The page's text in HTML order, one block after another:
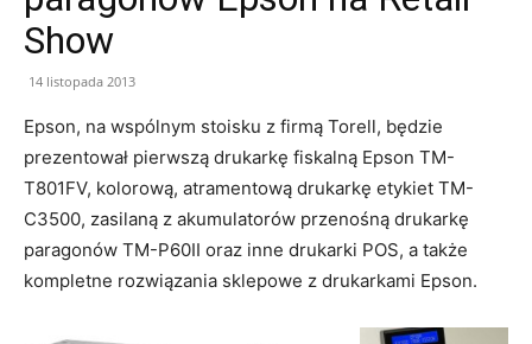
Show
14 listopada 2013
Epson, na wspólnym stoisku z firmą Torell, będzie
prezentował pierwszą drukarkę fiskalną Epson TM-
T801FV, kolorową, atramentową drukarkę etykiet TM-
C3500, zasilaną z akumulatorów przenośną drukarkę
paragonów TM-P60II oraz inne drukarki POS, a także
kompletne rozwiązania sklepowe z drukarkami Epson.